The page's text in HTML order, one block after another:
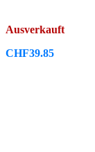
Ausverkauft
CHF39.85